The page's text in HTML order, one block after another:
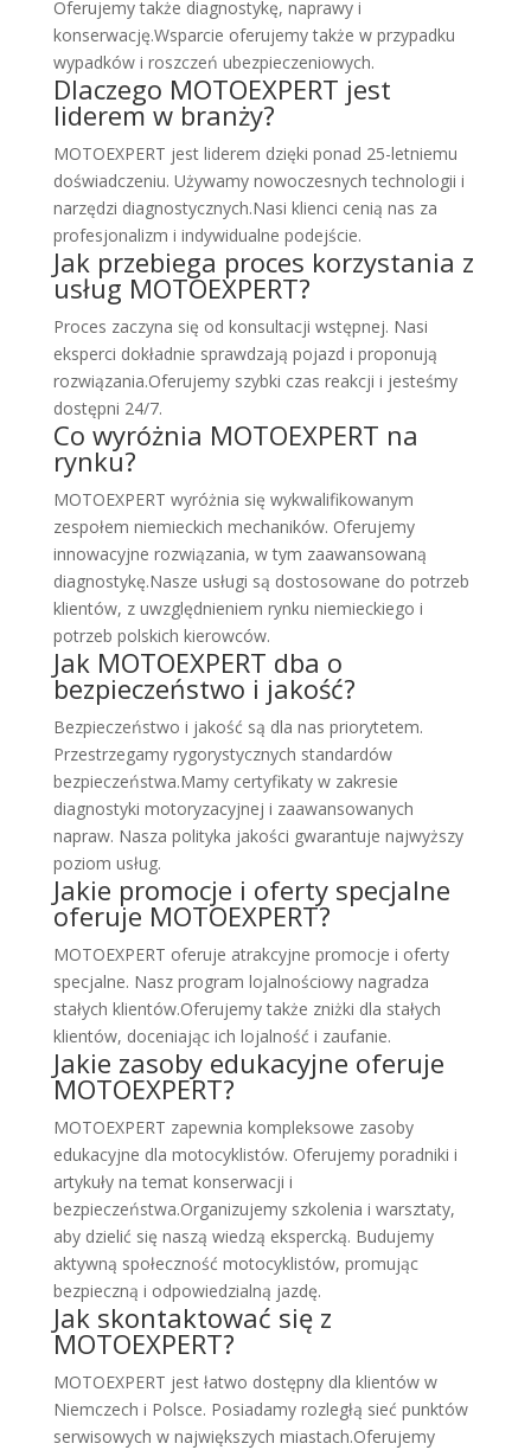
Oferujemy także diagnostykę, naprawy i
konserwację.Wsparcie oferujemy także w przypadku
wypadków i roszczeń ubezpieczeniowych.
Dlaczego MOTOEXPERT jest
liderem w branży?
MOTOEXPERT jest liderem dzięki ponad 25-letniemu
doświadczeniu. Używamy nowoczesnych technologii i
narzędzi diagnostycznych.Nasi klienci cenią nas za
profesjonalizm i indywidualne podejście.
Jak przebiega proces korzystania z
usług MOTOEXPERT?
Proces zaczyna się od konsultacji wstępnej. Nasi
eksperci dokładnie sprawdzają pojazd i proponują
rozwiązania.Oferujemy szybki czas reakcji i jesteśmy
dostępni 24/7.
Co wyróżnia MOTOEXPERT na
rynku?
MOTOEXPERT wyróżnia się wykwalifikowanym
zespołem niemieckich mechaników. Oferujemy
innowacyjne rozwiązania, w tym zaawansowaną
diagnostykę.Nasze usługi są dostosowane do potrzeb
klientów, z uwzględnieniem rynku niemieckiego i
potrzeb polskich kierowców.
Jak MOTOEXPERT dba o
bezpieczeństwo i jakość?
Bezpieczeństwo i jakość są dla nas priorytetem.
Przestrzegamy rygorystycznych standardów
bezpieczeństwa.Mamy certyfikaty w zakresie
diagnostyki motoryzacyjnej i zaawansowanych
napraw. Nasza polityka jakości gwarantuje najwyższy
poziom usług.
Jakie promocje i oferty specjalne
oferuje MOTOEXPERT?
MOTOEXPERT oferuje atrakcyjne promocje i oferty
specjalne. Nasz program lojalnościowy nagradza
stałych klientów.Oferujemy także zniżki dla stałych
klientów, doceniając ich lojalność i zaufanie.
Jakie zasoby edukacyjne oferuje
MOTOEXPERT?
MOTOEXPERT zapewnia kompleksowe zasoby
edukacyjne dla motocyklistów. Oferujemy poradniki i
artykuły na temat konserwacji i
bezpieczeństwa.Organizujemy szkolenia i warsztaty,
aby dzielić się naszą wiedzą ekspercką. Budujemy
aktywną społeczność motocyklistów, promując
bezpieczną i odpowiedzialną jazdę.
Jak skontaktować się z
MOTOEXPERT?
MOTOEXPERT jest łatwo dostępny dla klientów w
Niemczech i Polsce. Posiadamy rozległą sieć punktów
serwisowych w największych miastach.Oferujemy